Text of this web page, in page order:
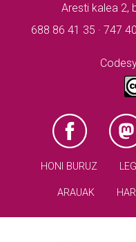
Aresti kalea 2,
688 86 41 35 · 747
HONI BURUZ
ARAUAK